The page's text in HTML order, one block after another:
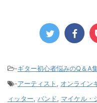
-ギター初心者悩みのQ＆A
-アーティスト , オンライン
ィッター, バンド, マイケル・